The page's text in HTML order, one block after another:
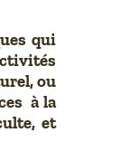
qui
ou
à la
et